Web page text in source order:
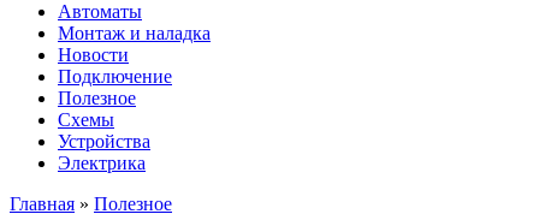
Автоматы
Монтаж и наладка
Новости
Подключение
Полезное
Схемы
Устройства
Электрика
Главная » Полезное